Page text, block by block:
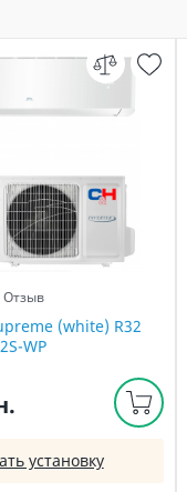
Отзыв
(white) R32
WP
установку